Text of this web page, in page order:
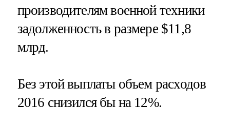
производителям военной техники
задолженность в размере $11,8
млрд.
Без этой выплаты объем расходов
2016 снизился бы на 12%.